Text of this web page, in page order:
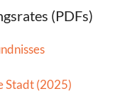
(PDFs)
Stadt (2025)